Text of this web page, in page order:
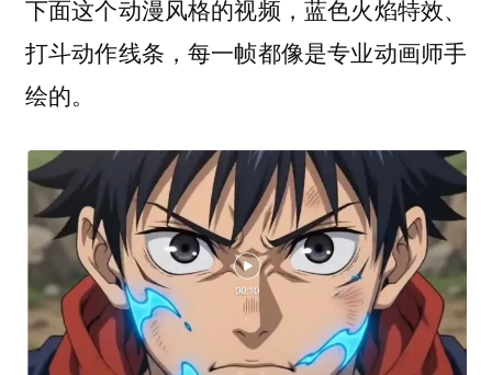
下面这个动漫风格的视频，蓝色火焰特效、
打斗动作线条，每一帧都像是专业动画师手
绘的。